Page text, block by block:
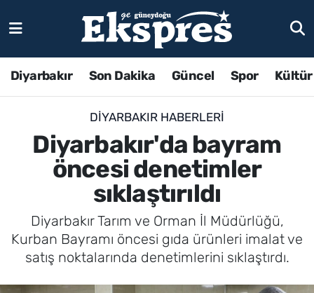
Diyarbakır Son Dakika Güncel Spor
DIYARBAKIR HABERLERI
Diyarbakır'da bayram
öncesi denetimler
sıklaştırıldı
Diyarbakır Tarım ve Orman İl Müdürlüğü,
Kurban Bayramı öncesi gıda ürünleri imalat ve
satış noktalarında denetimlerini sıklaştırdı.